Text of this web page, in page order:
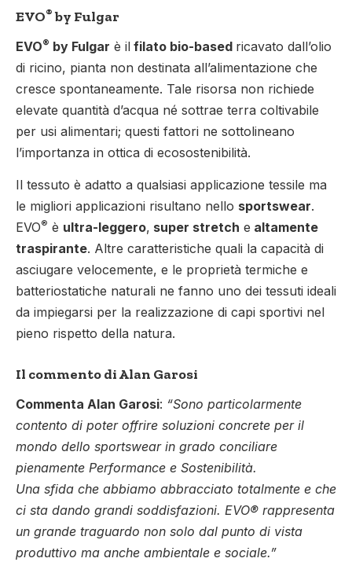
EVO® by Fulgar
EVO® by Fulgar è il filato bio-based ricavato dall’olio
di ricino, pianta non destinata all’alimentazione che
cresce spontaneamente. Tale risorsa non richiede
elevate quantità d’acqua né sottrae terra coltivabile
per usi alimentari; questi fattori ne sottolineano
l’importanza in ottica di ecosostenibilità.
Il tessuto è adatto a qualsiasi applicazione tessile ma
le migliori applicazioni risultano nello sportswear.
EVO® è ultra-leggero, super stretch e altamente
traspirante. Altre caratteristiche quali la capacità di
asciugare velocemente, e le proprietà termiche e
batteriostatiche naturali ne fanno uno dei tessuti ideali
da impiegarsi per la realizzazione di capi sportivi nel
pieno rispetto della natura.
Il commento di Alan Garosi
Commenta Alan Garosi: “Sono particolarmente
contento di poter offrire soluzioni concrete per il
mondo dello sportswear in grado conciliare
pienamente Performance e Sostenibilità.
Una sfida che abbiamo abbracciato totalmente e che
ci sta dando grandi soddisfazioni. EVO® rappresenta
un grande traguardo non solo dal punto di vista
produttivo ma anche ambientale e sociale.”